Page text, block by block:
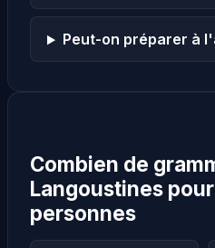
Peut-on préparer à
Combien de
Langoustines
personnes